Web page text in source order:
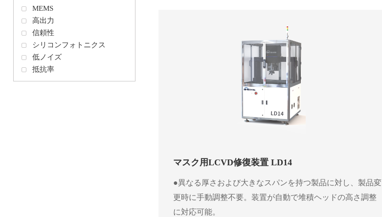
MEMS
高出力
信頼性
シリコンフォトニクス
低ノイズ
抵抗率
マスク用LCVD修復装置 LD14
●異なる厚さおよび大きなスパンを持つ製品に対し、製品変
更時に手動調整不要。装置が自動で堆積ヘッドの高さ調整
に対応可能。